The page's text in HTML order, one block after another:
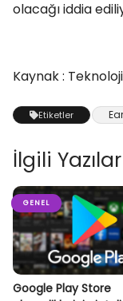
olacağı iddia
Kaynak :
Etiketler Ear
İlgili Yazılar
GENEL
Google Play Store